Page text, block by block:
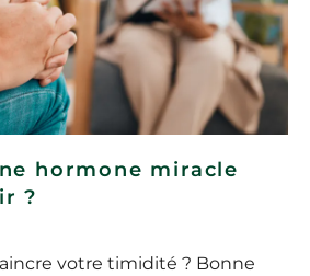
hormone miracle
?
votre timidité ? Bonne